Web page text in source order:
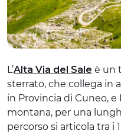
L’Alta Via del Sale è un
sterrato, che collega in
in Provincia di Cuneo, e
montana, per una
percorso si articola tra i